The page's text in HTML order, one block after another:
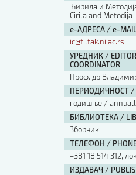
Етички кодекс
ПРЕТРАГА
Наслов или део наслова
Ћирила и
Cirila and Metodija
е-АДРЕСА / e-MAIL
ic@filfak.ni.ac.rs
УРЕДНИК /
COORDINATOR
Проф. др
ПЕРИОДИЧНОСТ /
годишње /
БИБЛИОТЕКА /
Зборник
ТЕЛЕФОН /
+381 18 514 312,
ИЗДАВАЧ /